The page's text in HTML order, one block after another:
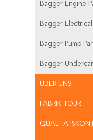
Bagger Engine
Bagger Electrical
Bagger Pump
Bagger
ÜBER UNS
FABRIK TOUR